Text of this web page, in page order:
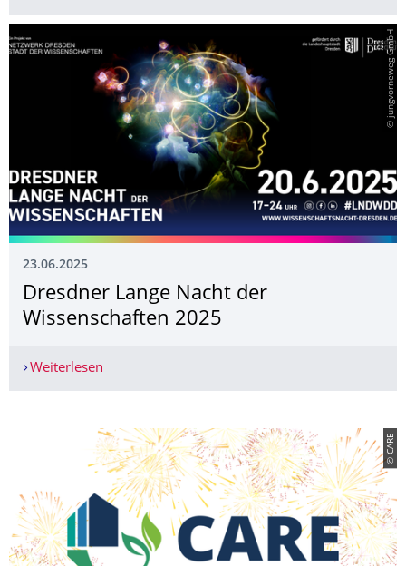
© jungvorneweg GmbH
23.06.2025
Dresdner Lange Nacht der
Wissenschaften 2025
Weiterlesen
© CARE